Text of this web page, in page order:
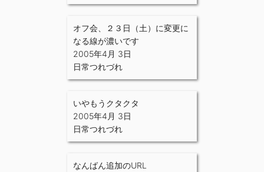
オフ会、２３日（土）に変更に
なる線が濃いです
2005年4月 3日
日常つれづれ
いやもうクタクタ
2005年4月 3日
日常つれづれ
なんばん追加のURL